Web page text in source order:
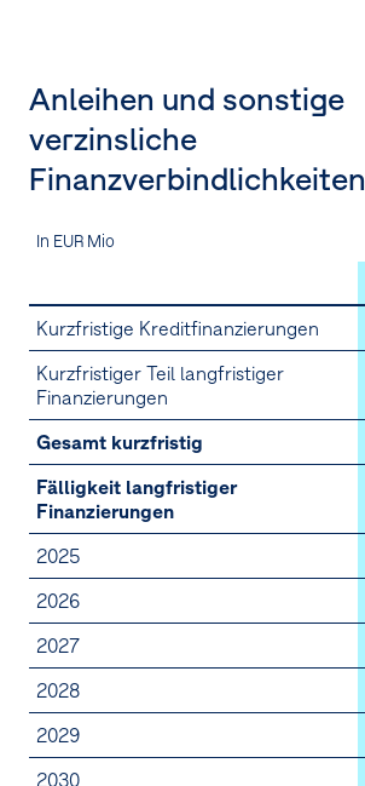
Anleihen und sonstige
verzinsliche
Finanzverbindlichkeiten
In EUR Mio
Kurzfristige Kreditfinanzierungen
Kurzfristiger Teil langfristiger
Finanzierungen
Gesamt kurzfristig
Fälligkeit langfristiger
Finanzierungen
2025
2026
2027
2028
2029
2030